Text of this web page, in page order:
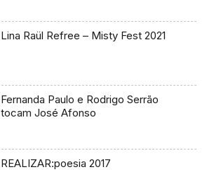
Lina Raül Refree – Misty Fest 2021
Fernanda Paulo e Rodrigo Serrão
tocam José Afonso
REALIZAR:poesia 2017